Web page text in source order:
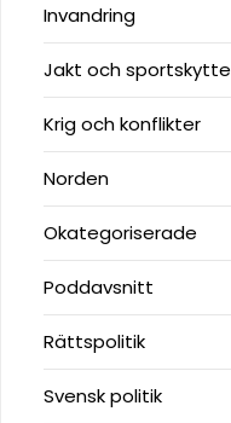
Invandring
Jakt och sportskytte
Krig och konflikter
Norden
Okategoriserade
Poddavsnitt
Rättspolitik
Svensk politik